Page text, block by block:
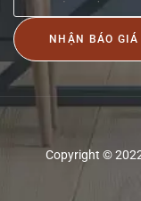
NHẬN BÁO GIÁ
Copyright ©